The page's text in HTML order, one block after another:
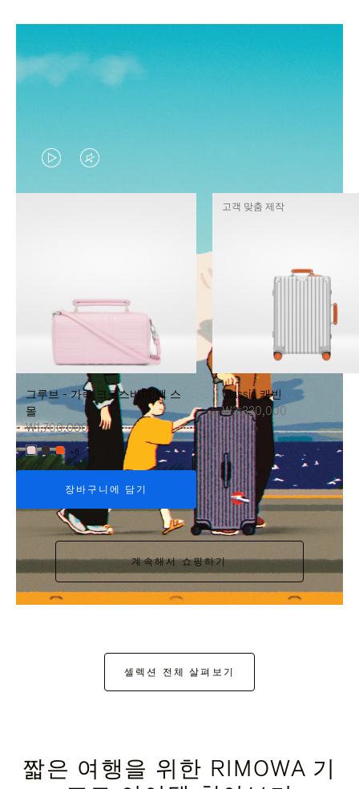
VIDEO
IS
TO
PAUSE
IT
VIDEO
IS
TO
UNMUTE
IT
그루브 - 가죽 크로스바디 백 스
몰
₩1,700,000
+6
장바구니에 담기
Classic 캐빈
₩3,330,000
고객 맞춤 제작
계속해서 쇼핑하기
셀렉션 전체 살펴보기
짧은 여행을 위한 RIMOWA 기